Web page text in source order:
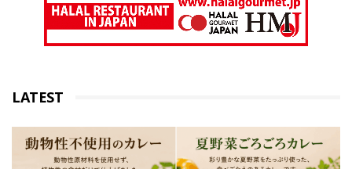
LATEST